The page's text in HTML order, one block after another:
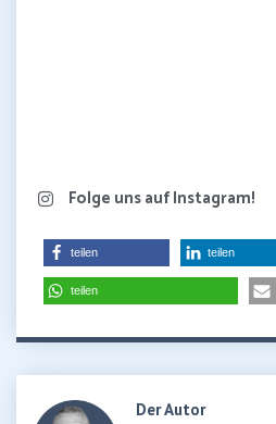
Folge uns auf Instagram!
teilen teilen
teilen
Der Autor